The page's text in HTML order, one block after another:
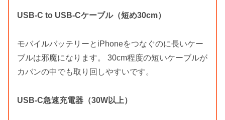
USB-C to USB-Cケーブル（短め30cm）
モバイルバッテリーとiPhoneをつなぐのに長いケー
ブルは邪魔になります。 30cm程度の短いケーブルが
カバンの中でも取り回しやすいです。
USB-C急速充電器（30W以上）